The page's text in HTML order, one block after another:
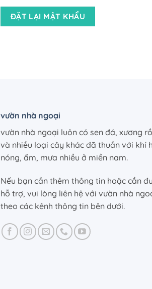
ĐẶT LẠI MẬT KHẨU
vườn nhà ngoại
vườn nhà ngoại luôn có sen đá, xương
và nhiều loại cây khác đã thuần với khí
nóng, ẩm, mưa nhiều ở miền nam.
Nếu bạn cần thêm thông tin hoặc cần
hỗ trợ, vui lòng liên hệ với vườn nhà
theo các kênh thông tin bên dưới.